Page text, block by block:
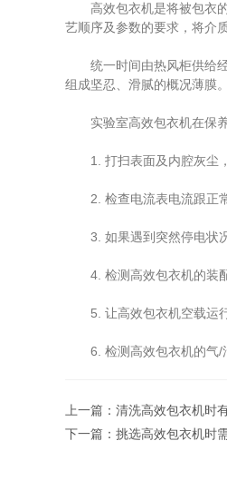
高效包衣机是将被包衣的
艺顺序及参数的要求，将介
统一时间由热风柜供给经
组成坚忍、滑腻的概况薄膜。
实验室高效包衣机在保
1. 打扫表面及内腔灰尘，
2. 检查电流表电流跟正常
3. 如果遇到突然停电状况
4. 检测高效包衣机的装配
5. 让高效包衣机空载运行
6. 检测高效包衣机的气/汽
上一篇： 清洗高效包衣机时
下一篇： 挑选高效包衣机时